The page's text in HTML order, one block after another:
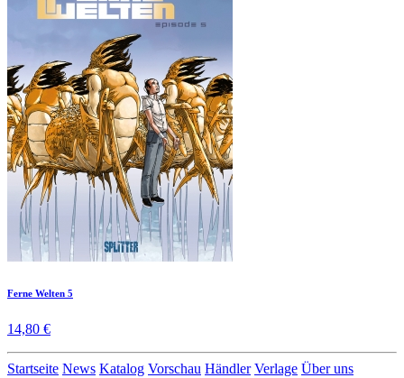
Ferne Welten 5
14,80 €
Startseite News Katalog Vorschau Händler Verlage Über uns